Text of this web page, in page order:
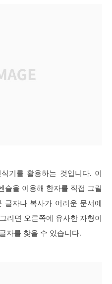
기를 활용하는 것입니다. 이
슬을 이용해 한자를 직접 그릴
자나 복사가 어려운 문서에
리면 오른쪽에 유사한 자형이
자를 찾을 수 있습니다.